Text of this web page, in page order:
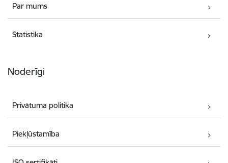
Par mums
Statistika
Noderīgi
Privātuma politika
Piekļūstamība